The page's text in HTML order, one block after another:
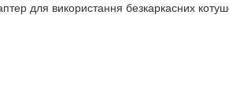
для використання безкаркасних